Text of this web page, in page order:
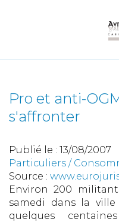
Pro et anti-
s'affronter
Publié le : 13/08/2007
Particuliers /
Source :
Environ 200
samedi dans la ville
quelques